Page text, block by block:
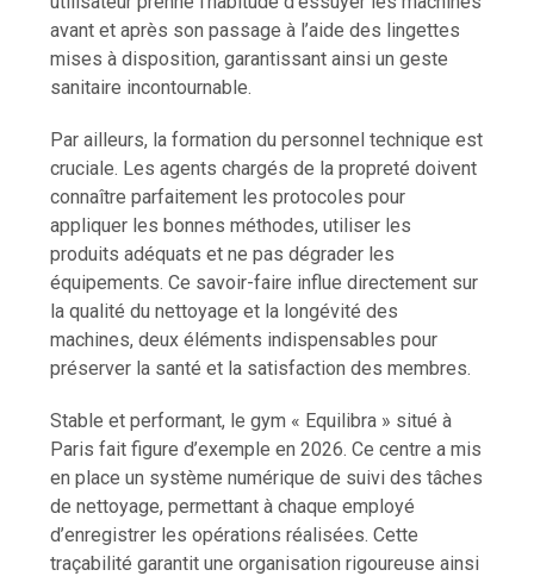
avant et après son passage à l’aide des lingettes
mises à disposition, garantissant ainsi un geste
sanitaire incontournable.
Par ailleurs, la formation du personnel technique est
cruciale. Les agents chargés de la propreté doivent
connaître parfaitement les protocoles pour
appliquer les bonnes méthodes, utiliser les
produits adéquats et ne pas dégrader les
équipements. Ce savoir-faire influe directement sur
la qualité du nettoyage et la longévité des
machines, deux éléments indispensables pour
préserver la santé et la satisfaction des membres.
Stable et performant, le gym « Equilibra » situé à
Paris fait figure d’exemple en 2026. Ce centre a mis
en place un système numérique de suivi des tâches
de nettoyage, permettant à chaque employé
d’enregistrer les opérations réalisées. Cette
traçabilité garantit une organisation rigoureuse ainsi